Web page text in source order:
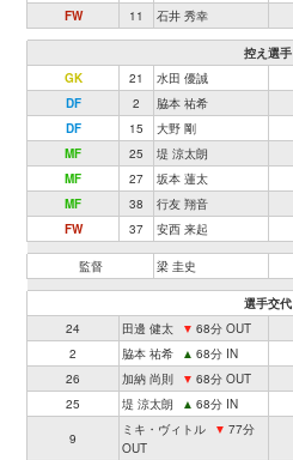
FW
11 石井 秀幸
控え選手
GK
21 水田 優誠
DF
2 脇本 祐希
DF
15 大野 剛
MF
25 堤 涼太朗
MF
27 坂本 蓮太
MF
38 行友 翔音
FW
37 安西 来起
監督 梁 圭史
選手交代
24
田邊 健太 ▼ 68分 OUT
2
脇本 祐希 ▲ 68分 IN
26
加納 尚則 ▼ 68分 OUT
25
堤 涼太朗 ▲ 68分 IN
9
ミキ・ヴィトル ▼ 77分
OUT